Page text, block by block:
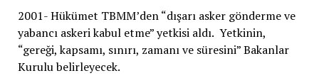
2001- Hükümet TBMM’den “dışarı asker gönderme ve
yabancı askeri kabul etme” yetkisi aldı. Yetkinin,
“gereği, kapsamı, sınırı, zamanı ve süresini” Bakanlar
Kurulu belirleyecek.